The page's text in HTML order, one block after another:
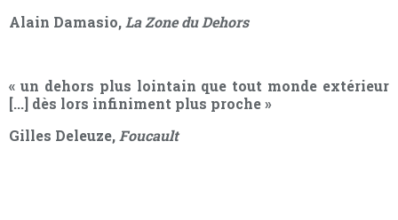
Alain Damasio, La Zone du Dehors
« un dehors plus lointain que tout monde extérieur
[...] dès lors infiniment plus proche »
Gilles Deleuze, Foucault